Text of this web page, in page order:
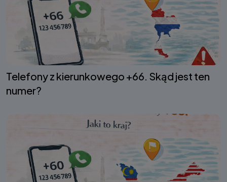
Telefony z kierunkowego +66. Skąd jest ten
numer?